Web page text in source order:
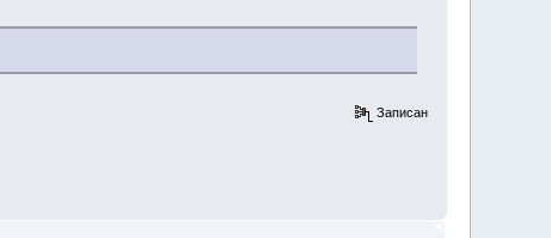
Записан